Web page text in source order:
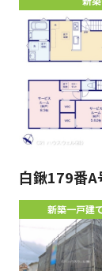
白鍬179番
新築一戸建